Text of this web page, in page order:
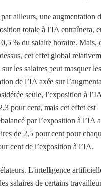
ailleurs, une augmentation
totale à l’IA entraînera,
% du salaire horaire. Mais,
cet effet global
les salaires peut masquer
de l’IA axée sur
seule, l’exposition à
pour cent, mais cet effet est
par l’exposition à l’IA
de 2,5 pour cent pour
cent de l’exposition à l’IA.
L'intelligence
salaires de certains